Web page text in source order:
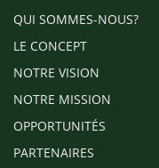
QUI SOMMES-NOUS?
LE CONCEPT
NOTRE VISION
NOTRE MISSION
OPPORTUNITÉS
PARTENAIRES